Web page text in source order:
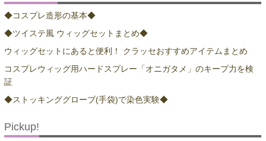
◆コスプレ造形の基本◆
◆ツイステ風 ウィッグセットまとめ◆
ウィッグセットにあると便利！ クラッセおすすめアイテムまとめ
コスプレウィッグ用ハードスプレー「オニガタメ」のキープ力を検
証
◆ストッキンググローブ(手袋)で染色実験◆
Pickup!